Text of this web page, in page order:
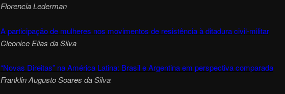
Florencia Lederman
A participação de mulheres nos movimentos de resistência à ditadura civil-militar
Cleonice Elias da Silva
“Novas Direitas” na América Latina: Brasil e Argentina em perspectiva comparada
Franklin Augusto Soares da Silva